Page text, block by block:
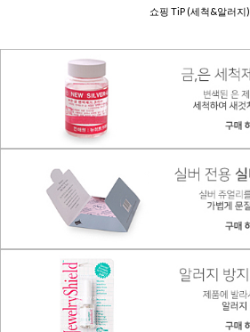
쇼핑 TiP (세척&알러지)